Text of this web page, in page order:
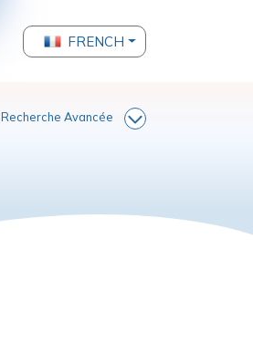
FRENCH
Recherche Avancée